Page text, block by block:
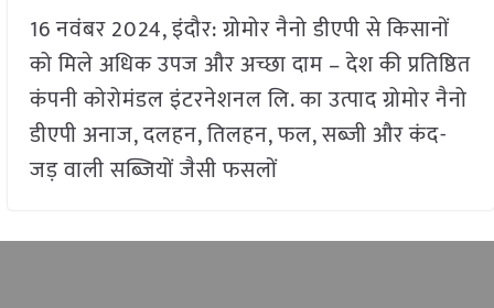
16 नवंबर 2024, इंदौर: ग्रोमोर नैनो डीएपी से किसानों
को मिले अधिक उपज और अच्छा दाम – देश की प्रतिष्ठित
कंपनी कोरोमंडल इंटरनेशनल लि. का उत्पाद ग्रोमोर नैनो
डीएपी अनाज, दलहन, तिलहन, फल, सब्जी और कंद-
जड़ वाली सब्जियों जैसी फसलों